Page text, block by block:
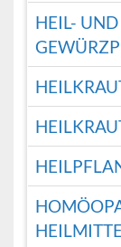
HEIL- UND